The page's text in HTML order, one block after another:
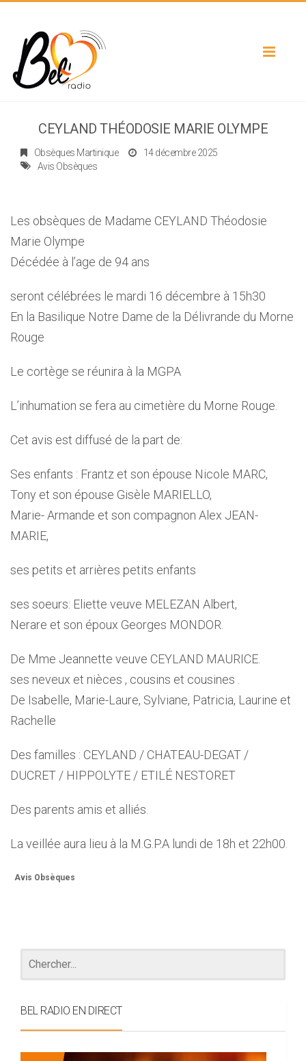
Toggle
CEYLAND THÉODOSIE MARIE OLYMPE
Obsèques Martinique
14 décembre 2025
Avis Obsèques
Les obsèques de Madame CEYLAND Théodosie
Marie Olympe
Décédée à l’age de 94 ans
seront célébrées le mardi 16 décembre à 15h30
En la Basilique Notre Dame de la Délivrande du Morne
Rouge
Le cortège se réunira à la MGPA
L’inhumation se fera au cimetière du Morne Rouge.
Cet avis est diffusé de la part de:
Ses enfants : Frantz et son épouse Nicole MARC,
Tony et son épouse Gisèle MARIELLO,
Marie- Armande et son compagnon Alex JEAN-
MARIE,
ses petits et arrières petits enfants
ses soeurs: Eliette veuve MELEZAN Albert,
Nerare et son époux Georges MONDOR.
De Mme Jeannette veuve CEYLAND MAURICE.
ses neveux et nièces , cousins et cousines .
De Isabelle, Marie-Laure, Sylviane, Patricia, Laurine et
Rachelle
Des familles : CEYLAND / CHATEAU-DEGAT /
DUCRET / HIPPOLYTE / ETILÉ NESTORET
Des parents amis et alliés.
La veillée aura lieu à la M.G.P.A lundi de 18h et 22h00.
Avis Obsèques
BEL RADIO EN DIRECT